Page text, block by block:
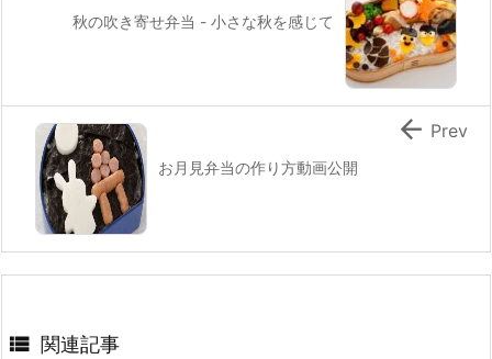
秋の吹き寄せ弁当 - 小さな秋を感じて
お月見弁当の作り方動画公開
 Prev
 関連記事